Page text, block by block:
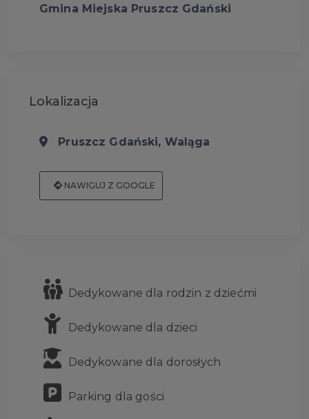
Gmina Miejska Pruszcz Gdański
Lokalizacja
Pruszcz Gdański, Waląga
NAWIGUJ Z GOOGLE
Dedykowane dla rodzin z dziećmi
Dedykowane dla dzieci
Dedykowane dla dorosłych
Parking dla gości